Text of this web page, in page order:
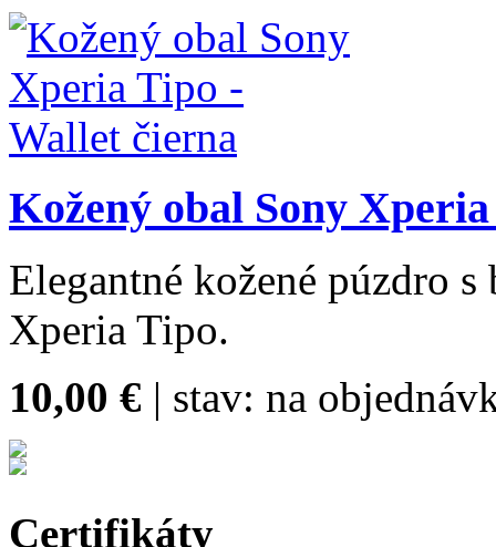
Kožený obal Sony
Elegantné kožené púzdro
Xperia Tipo.
10,00 € | stav: na
Certifikáty